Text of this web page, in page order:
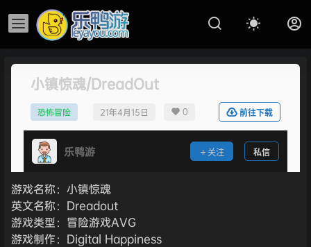
小镇惊魂/DreadOut
恐怖冒险 21年4月15日 0 前往下载
乐鸭游 关注 私信
游戏名称：小镇惊魂
英文名称：Dreadout
游戏类型：冒险游戏AVG
游戏制作：Digital Happiness